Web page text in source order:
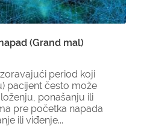
(Grand mal)
period koji
pacijent često može
ponašanju ili
pre početka napada
ili viđenje...